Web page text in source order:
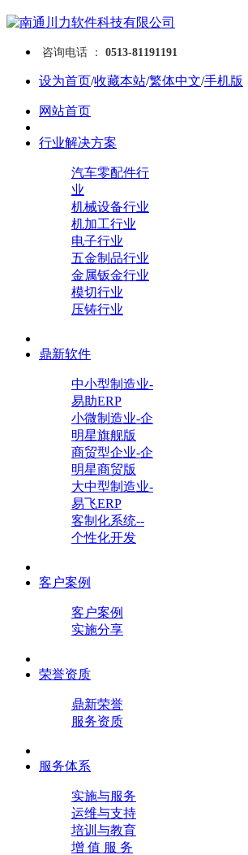
咨询电话 ： 0513-81191191
设为首页/收藏本站/繁体中文/手机版
网站首页
行业解决方案
汽车零配件行
业
机械设备行业
机加工行业
电子行业
五金制品行业
金属钣金行业
模切行业
压铸行业
鼎新软件
中小型制造业-
易助ERP
小微制造业-企
明星旗舰版
商贸型企业-企
明星商贸版
大中型制造业-
易飞ERP
客制化系统--
个性化开发
客户案例
客户案例
实施分享
荣誉资质
鼎新荣誉
服务资质
服务体系
实施与服务
运维与支持
培训与教育
增 值 服 务